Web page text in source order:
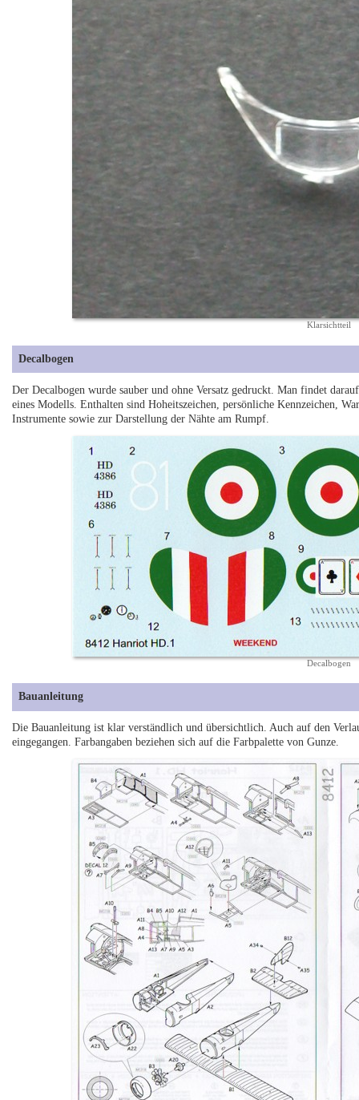
Klarsichtteil
Decalbogen
Der Decalbogen wurde sauber und ohne Versatz gedruckt. Man findet
eines Modells. Enthalten sind Hoheitszeichen, persönliche Kennzeichen,
Instrumente sowie zur Darstellung der Nähte am Rumpf.
Decalbogen
Bauanleitung
Die Bauanleitung ist klar verständlich und übersichtlich. Auch auf den
eingegangen. Farbangaben beziehen sich auf die Farbpalette von Gunze.